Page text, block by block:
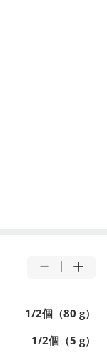
1/2個（80 g）
1/2個（5 g）